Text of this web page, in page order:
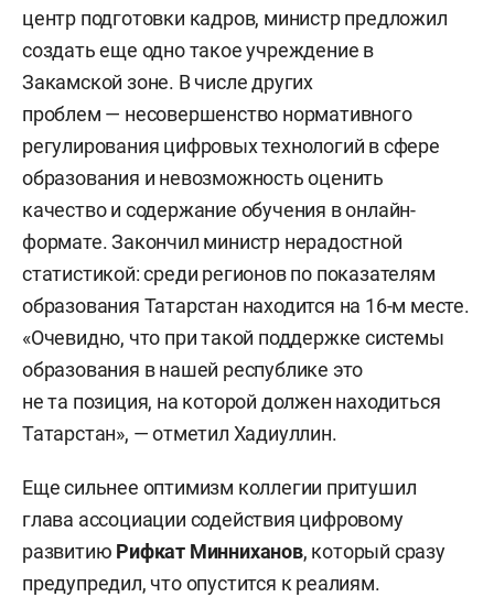
центр подготовки кадров, министр предложил
создать еще одно такое учреждение в
Закамской зоне. В числе других
проблем — несовершенство нормативного
регулирования цифровых технологий в сфере
образования и невозможность оценить
качество и содержание обучения в онлайн-
формате. Закончил министр нерадостной
статистикой: среди регионов по показателям
образования Татарстан находится на 16-м месте.
«Очевидно, что при такой поддержке системы
образования в нашей республике это
не та позиция, на которой должен находиться
Татарстан», — отметил Хадиуллин.
Еще сильнее оптимизм коллегии притушил
глава ассоциации содействия цифровому
развитию Рифкат Минниханов, который сразу
предупредил, что опустится к реалиям.